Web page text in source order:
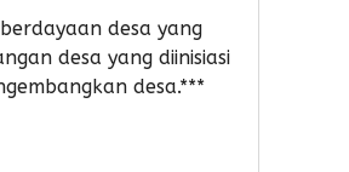
desa yang
desa yang diinisiasi
desa.***